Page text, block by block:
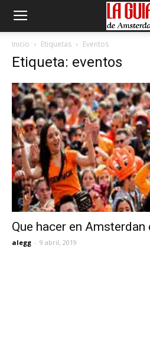
Inicio Etiquetas Eventos
Etiqueta: eventos
Que hacer en Amsterdan
alegg - 9 abril, 2019